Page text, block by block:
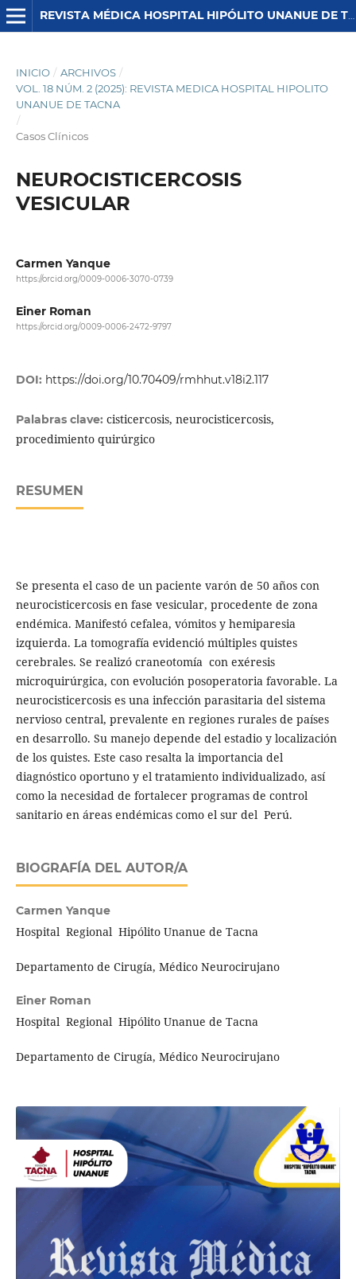
REVISTA MÉDICA HOSPITAL HIPÓLITO UNANUE DE TACNA
INICIO / ARCHIVOS /
VOL. 18 NÚM. 2 (2025): REVISTA MEDICA HOSPITAL HIPOLITO
UNANUE DE TACNA
/
Casos Clínicos
NEUROCISTICERCOSIS
VESICULAR
Carmen Yanque
https://orcid.org/0009-0006-3070-0739
Einer Roman
https://orcid.org/0009-0006-2472-9797
DOI: https://doi.org/10.70409/rmhhut.v18i2.117
Palabras clave: cisticercosis, neurocisticercosis,
procedimiento quirúrgico
RESUMEN
Se presenta el caso de un paciente varón de 50 años con
neurocisticercosis en fase vesicular, procedente de zona
endémica. Manifestó cefalea, vómitos y hemiparesia
izquierda. La tomografía evidenció múltiples quistes
cerebrales. Se realizó craneotomía con exéresis
microquirúrgica, con evolución posoperatoria favorable. La
neurocisticercosis es una infección parasitaria del sistema
nervioso central, prevalente en regiones rurales de países
en desarrollo. Su manejo depende del estadio y localización
de los quistes. Este caso resalta la importancia del
diagnóstico oportuno y el tratamiento individualizado, así
como la necesidad de fortalecer programas de control
sanitario en áreas endémicas como el sur del Perú.
BIOGRAFÍA DEL AUTOR/A
Carmen Yanque
Hospital Regional Hipólito Unanue de Tacna
Departamento de Cirugía, Médico Neurocirujano
Einer Roman
Hospital Regional Hipólito Unanue de Tacna
Departamento de Cirugía, Médico Neurocirujano